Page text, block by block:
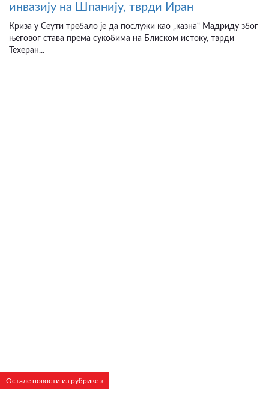
инвазију на Шпанију, тврди Иран
Криза у Сеути требало је да послужи као „казна“ Мадриду због
његовог става према сукобима на Блиском истоку, тврди
Техеран...
Остале новости из рубрике »